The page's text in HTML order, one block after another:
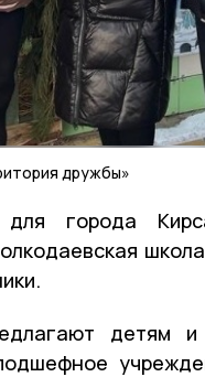
дружбы»
города
детям